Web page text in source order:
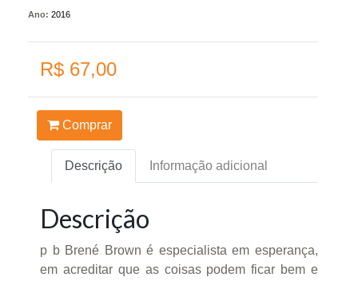
Ano: 2016
R$ 67,00
Comprar
Descrição Informação adicional
Descrição
p b Brené Brown é especialista em esperança,
em acreditar que as coisas podem ficar bem e